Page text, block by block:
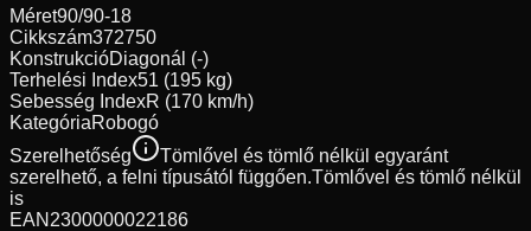
Méret90/90-18
Cikkszám372750
KonstrukcióDiagonál (-)
Terhelési Index51 (195 kg)
Sebesség IndexR (170 km/h)
KategóriaRobogó
Szerelhetőség
Tömlővel és tömlő nélkül egyaránt
szerelhető, a felni típusától függően.Tömlővel és tömlő nélkül
is
EAN 2300000022186